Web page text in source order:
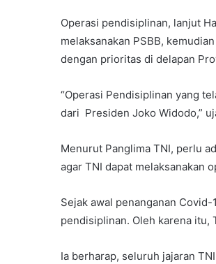
Operasi pendisiplinan, lanjut
melaksanakan PSBB,
dengan prioritas di delapan
“Operasi Pendisiplinan yang
dari Presiden Joko Widodo,”
Menurut Panglima TNI, perlu
agar TNI dapat melaksanakan
Sejak awal penanganan
pendisiplinan. Oleh karena itu,
Ia berharap, seluruh jajaran